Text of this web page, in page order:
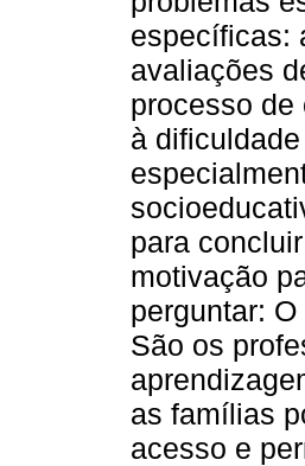
específicas:
avaliações
processo de
à
para
motivação
perguntar:
São os
as famílias
acesso e